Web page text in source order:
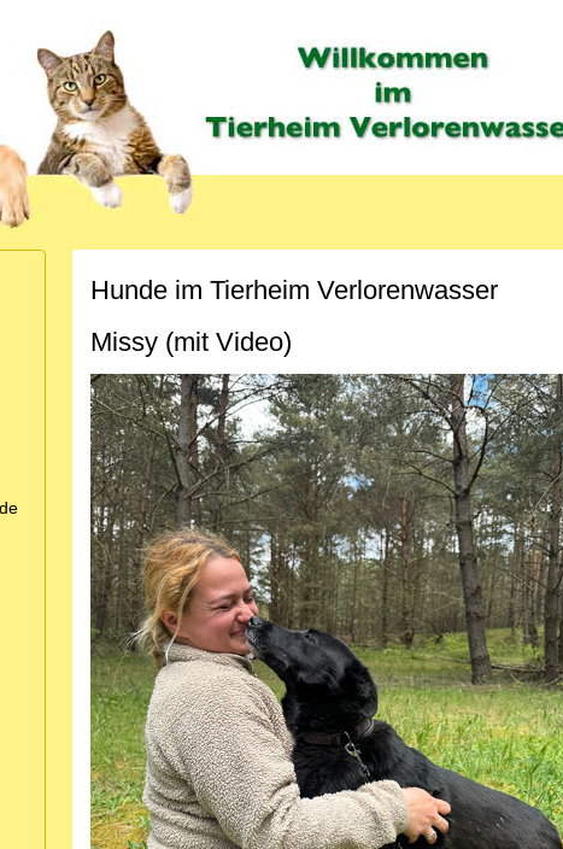
Hunde im Tierheim Verlorenwasser
Missy (mit Video)